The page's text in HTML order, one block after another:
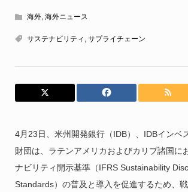
海外, 海外ニュース
サステナビリティ , サプライチェーン
4月23日、米州開発銀行（IDB）、IDBインベ
財団は、ラテンアメリカおよびカリブ諸国に
ナビリティ開示基準（IFRS Sustainability
Standards）の普及と導入を促進するため、